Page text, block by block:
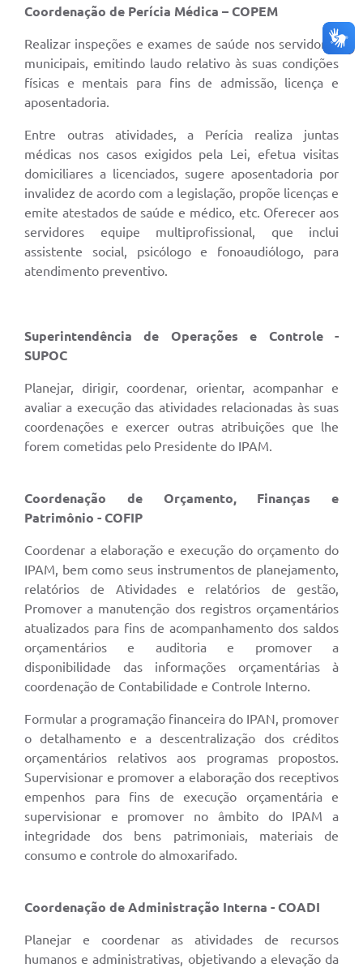
Coordenação de Perícia Médica – COPEM
Realizar inspeções e exames de saúde nos servidores
municipais, emitindo laudo relativo às suas condições
físicas e mentais para fins de admissão, licença e
aposentadoria.
Entre outras atividades, a Perícia realiza juntas
médicas nos casos exigidos pela Lei, efetua visitas
domiciliares a licenciados, sugere aposentadoria por
invalidez de acordo com a legislação, propõe licenças e
emite atestados de saúde e médico, etc. Oferecer aos
servidores equipe multiprofissional, que inclui
assistente social, psicólogo e fonoaudiólogo, para
atendimento preventivo.
Superintendência de Operações e Controle -
SUPOC
Planejar, dirigir, coordenar, orientar, acompanhar e
avaliar a execução das atividades relacionadas às suas
coordenações e exercer outras atribuições que lhe
forem cometidas pelo Presidente do IPAM.
Coordenação de Orçamento, Finanças e
Patrimônio - COFIP
Coordenar a elaboração e execução do orçamento do
IPAM, bem como seus instrumentos de planejamento,
relatórios de Atividades e relatórios de gestão,
Promover a manutenção dos registros orçamentários
atualizados para fins de acompanhamento dos saldos
orçamentários e auditoria e promover a
disponibilidade das informações orçamentárias à
coordenação de Contabilidade e Controle Interno.
Formular a programação financeira do IPAN, promover
o detalhamento e a descentralização dos créditos
orçamentários relativos aos programas propostos.
Supervisionar e promover a elaboração dos receptivos
empenhos para fins de execução orçamentária e
supervisionar e promover no âmbito do IPAM a
integridade dos bens patrimoniais, materiais de
consumo e controle do almoxarifado.
Coordenação de Administração Interna - COADI
Planejar e coordenar as atividades de recursos
humanos e administrativas, objetivando a elevação da